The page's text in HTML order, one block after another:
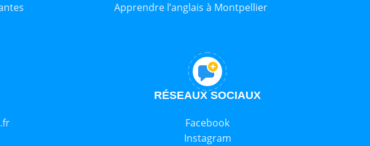
Apprendre l’anglais à Montpellier
RÉSEAUX SOCIAUX
Facebook
Instagram